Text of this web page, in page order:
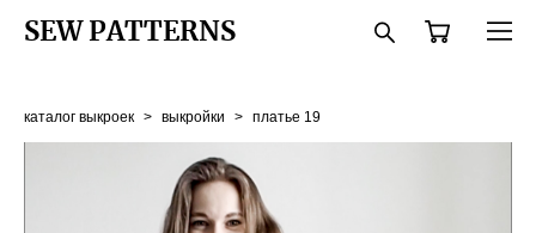
SEW PATTERNS
каталог выкроек > выкройки > платье 19